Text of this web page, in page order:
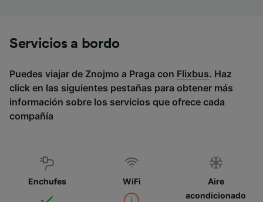
Servicios a bordo
Puedes viajar de Znojmo a Praga con Flixbus. Haz
click en las siguientes pestañas para obtener más
información sobre los servicios que ofrece cada
compañía
Enchufes WiFi
Aire
acondicionado